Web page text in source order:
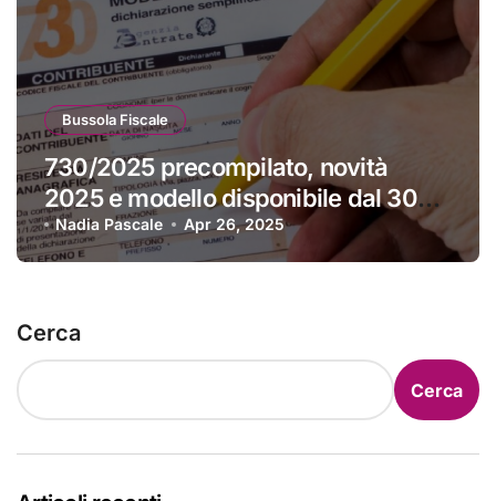
Bussola Fiscale
730/2025 precompilato, novità
2025 e modello disponibile dal 30
aprile
Nadia Pascale Apr 26, 2025
Cerca
Cerca